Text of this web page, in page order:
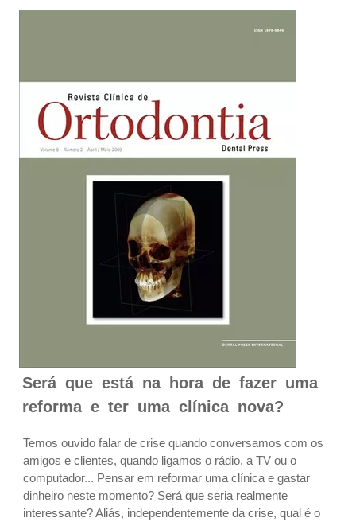
Será que está na hora de fazer uma
reforma e ter uma clínica nova?
Temos ouvido falar de crise quando conversamos com os
amigos e clientes, quando ligamos o rádio, a TV ou o
computador... Pensar em reformar uma clínica e gastar
dinheiro neste momento? Será que seria realmente
interessante? Aliás, independentemente da crise, qual é o